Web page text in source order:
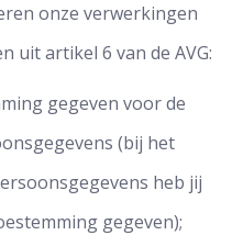
onze verwerkingen
uit artikel 6 van de AVG:
gegeven voor de
(bij het
heb jij
gegeven);